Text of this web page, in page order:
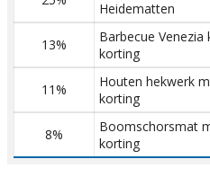
Heidematten
13%
Barbecue Venezia
korting
11%
Houten hekwerk
korting
8%
Boomschorsmat
korting